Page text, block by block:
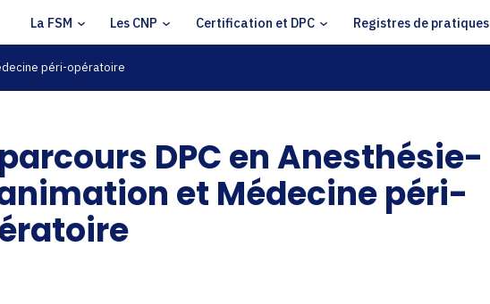
La FSM Les CNP Certification et DPC Registres de pratiques
péri-opératoire
DPC en Anesthésie-
et Médecine péri-